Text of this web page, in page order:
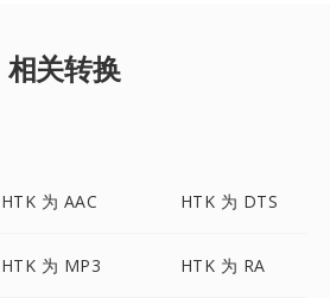
相关转换
HTK 为 AAC HTK 为 DTS
HTK 为 MP3 HTK 为 RA